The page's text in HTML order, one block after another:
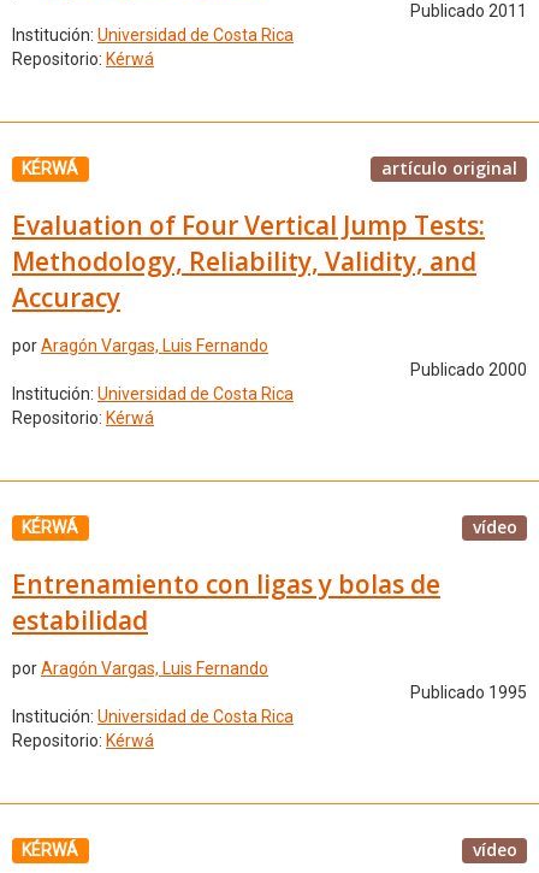
Publicado 2011
Institución: Universidad de Costa Rica
Repositorio: Kérwá
KÉRWÁ artículo original
Evaluation of Four Vertical Jump Tests:
Methodology, Reliability, Validity, and
Accuracy
porAragón Vargas, Luis Fernando
Publicado 2000
Institución: Universidad de Costa Rica
Repositorio: Kérwá
KÉRWÁ vídeo
Entrenamiento con ligas y bolas de
estabilidad
porAragón Vargas, Luis Fernando
Publicado 1995
Institución: Universidad de Costa Rica
Repositorio: Kérwá
KÉRWÁ vídeo